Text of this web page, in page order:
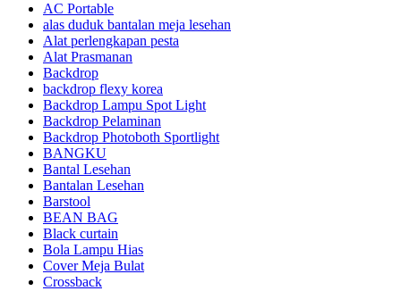
AC Portable
alas duduk bantalan meja lesehan
Alat perlengkapan pesta
Alat Prasmanan
Backdrop
backdrop flexy korea
Backdrop Lampu Spot Light
Backdrop Pelaminan
Backdrop Photoboth Sportlight
BANGKU
Bantal Lesehan
Bantalan Lesehan
Barstool
BEAN BAG
Black curtain
Bola Lampu Hias
Cover Meja Bulat
Crossback